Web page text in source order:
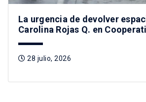
La urgencia de devolver
Carolina Rojas Q. en
28 julio, 2026